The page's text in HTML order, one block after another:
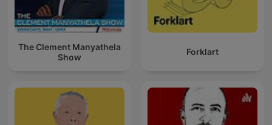
The Clement Manyathela
Show
Forklart